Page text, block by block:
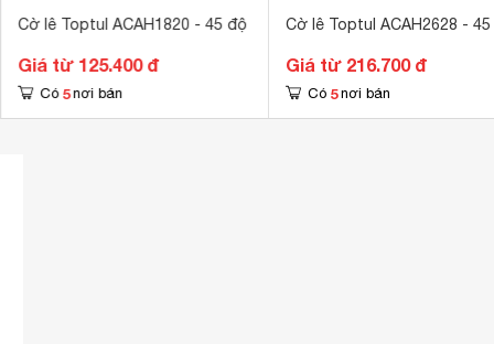
Cờ lê Toptul ACAH1820 - 45 độ
Giá từ 125.400 đ
Có 5 nơi bán
Cờ lê Toptul ACAH2628 -
Giá từ 216.700 đ
Có 5 nơi bán